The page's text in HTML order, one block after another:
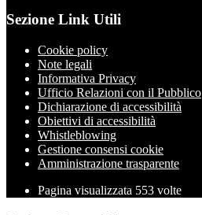
Sezione Link Utili
Cookie policy
Note legali
Informativa Privacy
Ufficio Relazioni con il Pubblico
Dichiarazione di accessibilità
Obiettivi di accessibilità
Whistleblowing
Gestione consensi cookie
Amministrazione trasparente
Pagina visualizzata 553 volte